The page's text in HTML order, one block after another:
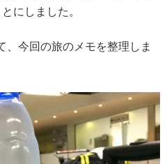
にしました。
、今回の旅のメモを整理しま